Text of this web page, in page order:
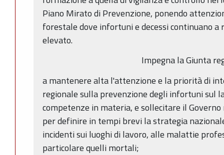
Piano Mirato di Prevenzione, ponendo
forestale dove infortuni e decessi continuano
elevato.
Impegna la Giunta
a mantenere alta l'attenzione e la priorità di
regionale sulla prevenzione degli infortuni sul
competenze in materia, e sollecitare il
per definire in tempi brevi la strategia
incidenti sui luoghi di lavoro, alle malattie
particolare quelli mortali;